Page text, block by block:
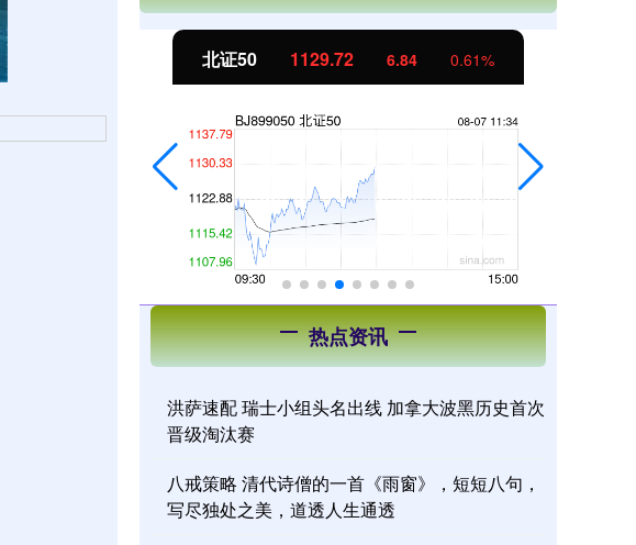
北证50 1129.72 6.84 0.61%
热点资讯
洪萨速配 瑞士小组头名出线 加拿大波黑历史首次
晋级淘汰赛
八戒策略 清代诗僧的一首《雨窗》，短短八句，
写尽独处之美，道透人生通透